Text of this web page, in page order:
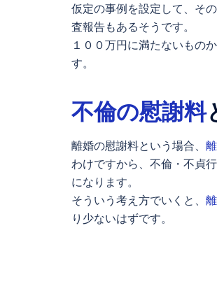
仮定の事例を設定して、そ
査報告もあるそうです。
１００万円に満たないもの
す。
不倫の慰謝料
離婚の慰謝料という場合、
わけですから、不倫・不貞
になります。
そういう考え方でいくと、
り少ないはずです。